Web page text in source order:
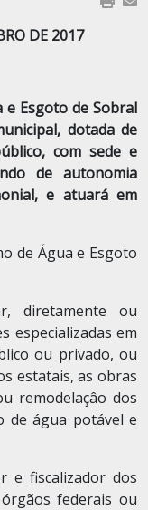
DE 2017
e Esgoto de Sobral
dotada de
com sede e
de autonomia
e atuará em
de Água e Esgoto
diretamente ou
especializadas em
ou privado, ou
estatais, as obras
remodelaçâo dos
de água potável e
e fiscalizador dos
federais ou